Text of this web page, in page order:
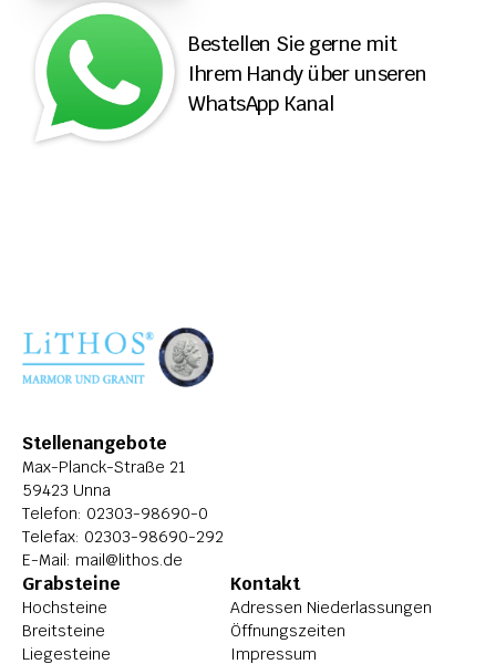
KONTAKT
ADRESSEN NIEDERLASSUNGEN
ÖFFNUNGSZEITEN
Bestellen Sie gerne mit
Ihrem Handy über unseren
WhatsApp Kanal
Stellenangebote
Max-Planck-Straße 21
59423 Unna
Telefon: 02303-98690-0
Telefax: 02303-98690-292
E-Mail: mail@lithos.de
Grabsteine
Hochsteine
Breitsteine
Liegesteine
Kontakt
Adressen Niederlassungen
Öffnungszeiten
Impressum